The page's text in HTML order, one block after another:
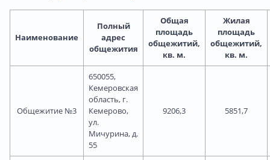
Наименование
Полный
адрес
общежития
Общая
площадь
общежитий,
кв. м.
Жилая
площадь
общежитий,
кв. м.
Общежитие №3
650055,
Кемеровская
область, г.
Кемерово,
ул.
Мичурина, д.
55
9206,3 5851,7